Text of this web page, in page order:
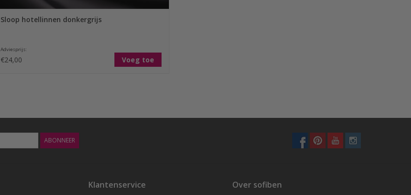
Sloop hotellinnen donkergrijs
Adviesprijs:
€24,00 Voeg toe
ABONNEER
Klantenservice Over sofiben